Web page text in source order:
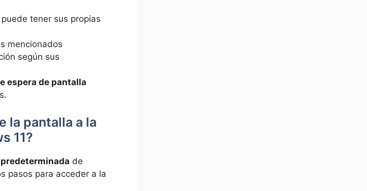
tener sus propias
mencionados
según sus
espera de pantalla
la pantalla a la
11?
de
pasos para acceder a la